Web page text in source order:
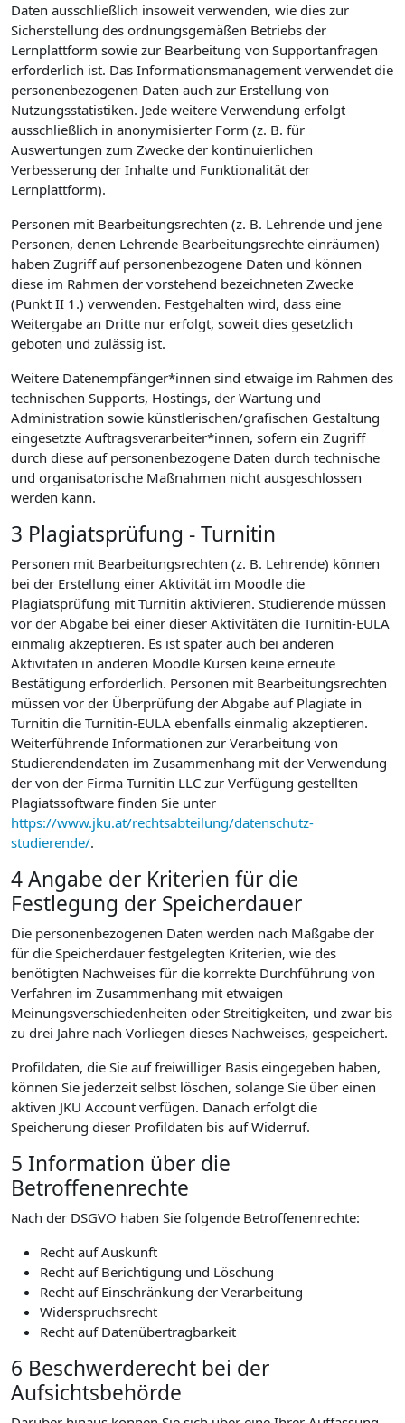
Daten ausschließlich insoweit verwenden, wie dies zur
Sicherstellung des ordnungsgemäßen Betriebs der
Lernplattform sowie zur Bearbeitung von Supportanfragen
erforderlich ist. Das Informationsmanagement verwendet die
personenbezogenen Daten auch zur Erstellung von
Nutzungsstatistiken. Jede weitere Verwendung erfolgt
ausschließlich in anonymisierter Form (z. B. für
Auswertungen zum Zwecke der kontinuierlichen
Verbesserung der Inhalte und Funktionalität der
Lernplattform).
Personen mit Bearbeitungsrechten (z. B. Lehrende und jene
Personen, denen Lehrende Bearbeitungsrechte einräumen)
haben Zugriff auf personenbezogene Daten und können
diese im Rahmen der vorstehend bezeichneten Zwecke
(Punkt II 1.) verwenden. Festgehalten wird, dass eine
Weitergabe an Dritte nur erfolgt, soweit dies gesetzlich
geboten und zulässig ist.
Weitere Datenempfänger*innen sind etwaige im Rahmen des
technischen Supports, Hostings, der Wartung und
Administration sowie künstlerischen/grafischen Gestaltung
eingesetzte Auftragsverarbeiter*innen, sofern ein Zugriff
durch diese auf personenbezogene Daten durch technische
und organisatorische Maßnahmen nicht ausgeschlossen
werden kann.
3 Plagiatsprüfung - Turnitin
Personen mit Bearbeitungsrechten (z. B. Lehrende) können
bei der Erstellung einer Aktivität im Moodle die
Plagiatsprüfung mit Turnitin aktivieren. Studierende müssen
vor der Abgabe bei einer dieser Aktivitäten die Turnitin-EULA
einmalig akzeptieren. Es ist später auch bei anderen
Aktivitäten in anderen Moodle Kursen keine erneute
Bestätigung erforderlich. Personen mit Bearbeitungsrechten
müssen vor der Überprüfung der Abgabe auf Plagiate in
Turnitin die Turnitin-EULA ebenfalls einmalig akzeptieren.
Weiterführende Informationen zur Verarbeitung von
Studierendendaten im Zusammenhang mit der Verwendung
der von der Firma Turnitin LLC zur Verfügung gestellten
Plagiatssoftware finden Sie unter
https://www.jku.at/rechtsabteilung/datenschutz-
studierende/.
4 Angabe der Kriterien für die
Festlegung der Speicherdauer
Die personenbezogenen Daten werden nach Maßgabe der
für die Speicherdauer festgelegten Kriterien, wie des
benötigten Nachweises für die korrekte Durchführung von
Verfahren im Zusammenhang mit etwaigen
Meinungsverschiedenheiten oder Streitigkeiten, und zwar bis
zu drei Jahre nach Vorliegen dieses Nachweises, gespeichert.
Profildaten, die Sie auf freiwilliger Basis eingegeben haben,
können Sie jederzeit selbst löschen, solange Sie über einen
aktiven JKU Account verfügen. Danach erfolgt die
Speicherung dieser Profildaten bis auf Widerruf.
5 Information über die
Betroffenenrechte
Nach der DSGVO haben Sie folgende Betroffenenrechte:
Recht auf Auskunft
Recht auf Berichtigung und Löschung
Recht auf Einschränkung der Verarbeitung
Widerspruchsrecht
Recht auf Datenübertragbarkeit
6 Beschwerderecht bei der
Aufsichtsbehörde